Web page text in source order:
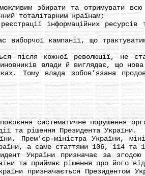
збирати та отримувати всю
тоталітарним країнам;
інформаційних ресурсів
кампанії, що
після кожної революції, не
влади й виглядає, що
Тому влада зобов’язана
систематичне порушення
та рішення Президента України.
Прем’єр-міністра України,
а саме статтями 106, 114 та
України призначає за згодою
та приймає рішення про його
призначається Президентом